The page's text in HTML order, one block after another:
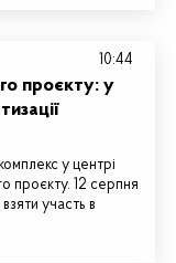
проєкту: у
у центрі
проєкту. 12 серпня
участь в
10:44